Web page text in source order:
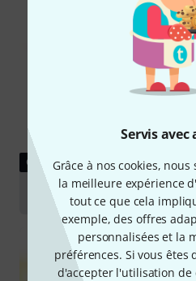
Servis avec
Grâce à nos cookies,
la meilleure expérience
tout ce que cela
exemple, des offres
personnalisées et la
préférences. Si vous êtes
d'accepter l'utilisation de
GUIDES
Violons